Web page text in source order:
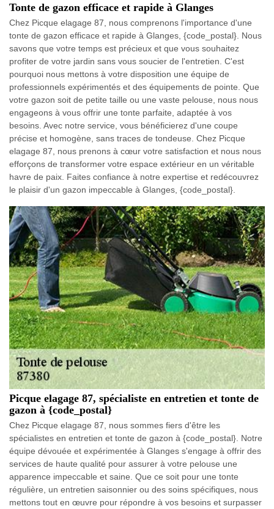
Tonte de gazon efficace et rapide à Glanges
Chez Picque elagage 87, nous comprenons l'importance d'une
tonte de gazon efficace et rapide à Glanges, {code_postal}. Nous
savons que votre temps est précieux et que vous souhaitez
profiter de votre jardin sans vous soucier de l'entretien. C'est
pourquoi nous mettons à votre disposition une équipe de
professionnels expérimentés et des équipements de pointe. Que
votre gazon soit de petite taille ou une vaste pelouse, nous nous
engageons à vous offrir une tonte parfaite, adaptée à vos
besoins. Avec notre service, vous bénéficierez d'une coupe
précise et homogène, sans traces de tondeuse. Chez Picque
elagage 87, nous prenons à cœur votre satisfaction et nous nous
efforçons de transformer votre espace extérieur en un véritable
havre de paix. Faites confiance à notre expertise et redécouvrez
le plaisir d'un gazon impeccable à Glanges, {code_postal}.
Picque elagage 87, spécialiste en entretien et tonte de
gazon à {code_postal}
Chez Picque elagage 87, nous sommes fiers d'être les
spécialistes en entretien et tonte de gazon à {code_postal}. Notre
équipe dévouée et expérimentée à Glanges s'engage à offrir des
services de haute qualité pour assurer à votre pelouse une
apparence impeccable et saine. Que ce soit pour une tonte
régulière, un entretien saisonnier ou des soins spécifiques, nous
mettons tout en œuvre pour répondre à vos besoins et surpasser